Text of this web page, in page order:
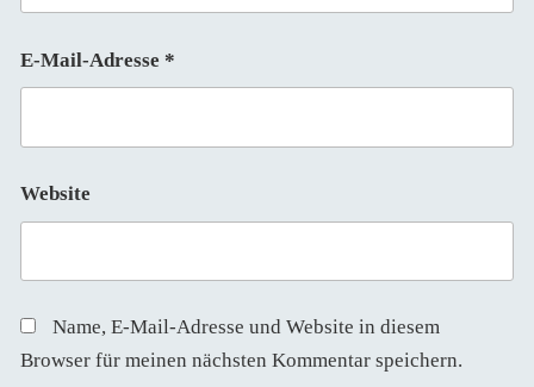
E-Mail-Adresse *
Website
Name, E-Mail-Adresse und Website in diesem
Browser für meinen nächsten Kommentar speichern.